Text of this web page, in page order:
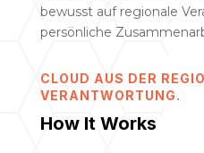
bewusst auf regionale
persönliche
CLOUD AUS DER
VERANTWORTUNG.
How It Works